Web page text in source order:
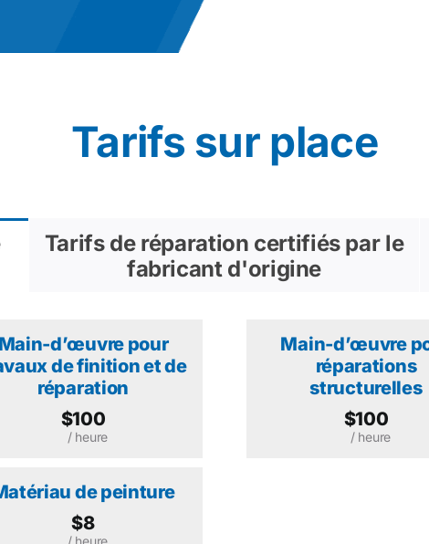
Tarifs sur place
Tarifs de réparation certifiés par le
fabricant d'origine
Main-d’œuvre pour
de finition et de
réparation
$100
/ heure
Main-d’œuvre
réparations
structurelles
$100
/ heure
de peinture
$8
/ heure